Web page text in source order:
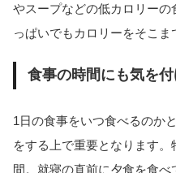
やスープなどの低カロリー
っぱいでもカロリーをそこま
食事の時間にも気を
1日の食事をいつ食べるのか
をする上で重要となります
間。就寝の直前に夕食を食